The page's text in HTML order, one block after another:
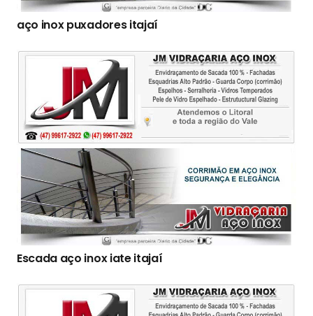
aço inox puxadores itajaí
Escada aço inox iate itajaí